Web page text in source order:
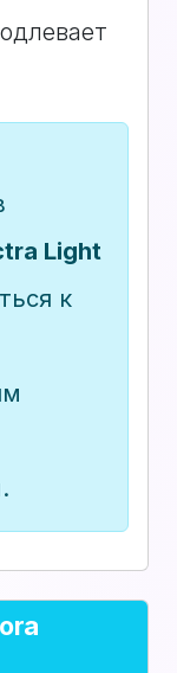
Light
к